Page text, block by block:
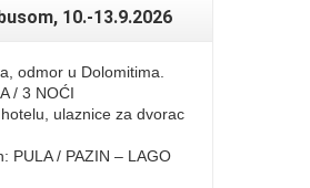
10.-13.9.2026
odmor u Dolomitima.
/ 3 NOĆI
ulaznice za dvorac
PULA / PAZIN – LAGO